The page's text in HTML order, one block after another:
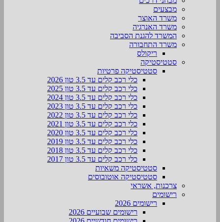
מבצעים
משרד האוצר
משרד האנרגיה
המשרד להגנת הסביבה
משרד התחבורה
ריקולס
סטטיסטיקה
סטטיסטיקה פרטיות
כלי רכב קלים עד 3.5 טון 2026
כלי רכב קלים עד 3.5 טון 2025
כלי רכב קלים עד 3.5 טון 2024
כלי רכב קלים עד 3.5 טון 2023
כלי רכב קלים עד 3.5 טון 2022
כלי רכב קלים עד 3.5 טון 2021
כלי רכב קלים עד 3.5 טון 2020
כלי רכב קלים עד 3.5 טון 2019
כלי רכב קלים עד 3.5 טון 2018
כלי רכב קלים עד 3.5 טון 2017
סטטיסטיקה משאיות
סטטיסטיקה אוטובוסים
צרכנות, אשראי
רישומים
רישומים 2026
רישומים שבועיים 2026